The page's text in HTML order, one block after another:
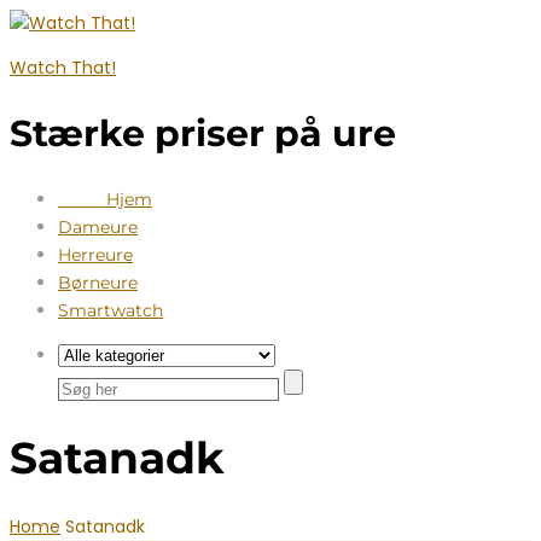
Watch That!
Stærke priser på ure
Hjem
Dameure
Herreure
Børneure
Smartwatch
Satanadk
Home Satanadk